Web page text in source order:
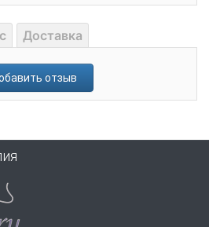
Доставка
отзыв